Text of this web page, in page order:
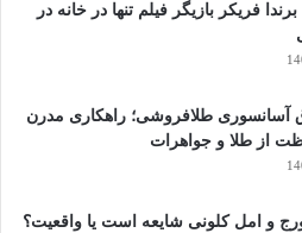
فریکر بازیگر فیلم تنها در خانه در
آسانسوری طلافروشی؛ راهکاری مدرن
از طلا و جواهرات
و امل کلونی شایعه است یا واقعیت؟